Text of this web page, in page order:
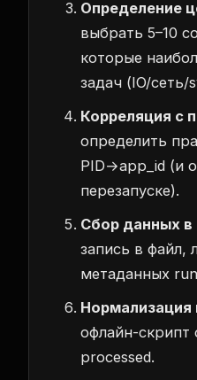
Определение
выбрать 5–10
которые
задач (IO/сеть/
Корреляция с
определить
PID→app_id (и
перезапуске).
Сбор данных в
запись в файл,
метаданных
Нормализация
офлайн-
processed.